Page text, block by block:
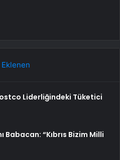
Liderliğindeki Tüketici
Babacan: “Kıbrıs Bizim Milli